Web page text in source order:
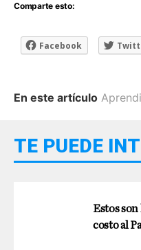
Comparte esto:
Facebook
En este artículo
TE PUEDE
Estos son
costo al